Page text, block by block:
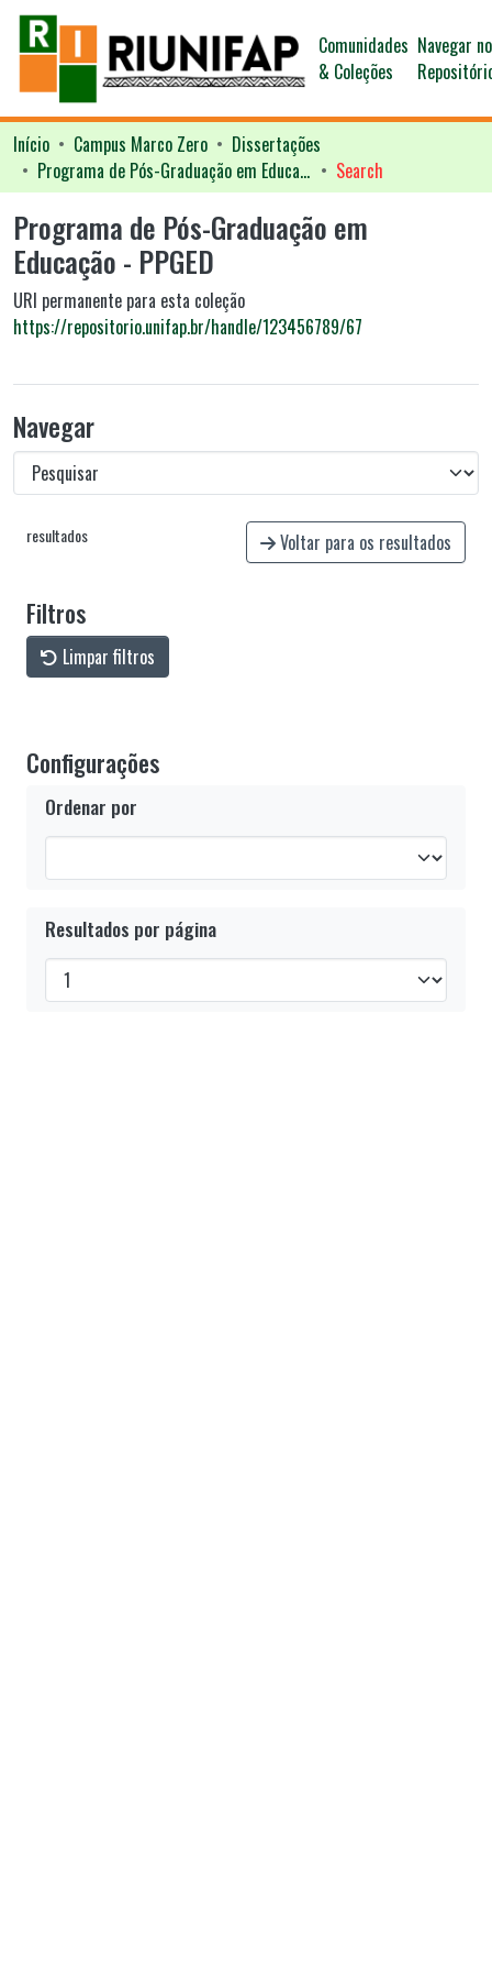
Comunidades
& Coleções
Navegar no
Início Campus Marco Zero
Dissertações
Programa de Pós-Graduação em Educação - PPGED
Search
Programa de Pós-Graduação em
Educação - PPGED
URI permanente para esta coleção
https://repositorio.unifap.br/handle/123456789/67
Navegar
resultados Voltar para os resultados
Filtros
Limpar filtros
Configurações
Ordenar por
Resultados por página